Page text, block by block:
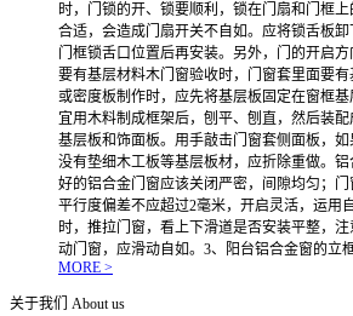
时，门锁的开、锁要顺利，锁在门扇和门框
合适，会造成门扇开关不自如。应将锁舌板
门框锁舌口位置后再安装。另外，门的开启
要有基层材料木门窗验收时，门窗套里面要
或密度板制作时，应先将基层板固定在窗框
宜用木料制成框架后，刨平、刨直，然后装
基层板和饰面板。用手敲击门窗套侧面板，
没有垫细木工板等基层板材，应折除重做。
好的铝合金门窗应该关闭严密，间隙均匀；
平行度偏差不应超过2毫米，开启灵活，运用
时，推拉门窗，看上下滑道是否安装平整，
动门窗，应滑动自如。3、阳台铝合金窗的立
MORE >
关于我们 About us